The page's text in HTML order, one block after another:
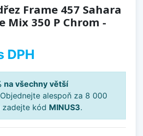
Frame 457 Sahara
Mix 350 P Chrom -
DPH
na všechny větší
Objednejte alespoň za 8 000
zadejte kód MINUS3.